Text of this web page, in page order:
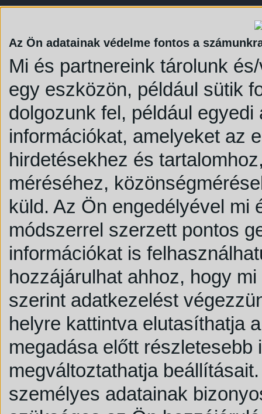
Az Ön adatainak védelme fontos a
Mi és partnereink tárolunk
egy eszközön, például sütik
dolgozunk fel, például
információkat, amelyeket az
hirdetésekhez és
méréséhez,
küld. Az Ön engedélyével mi
módszerrel szerzett pontos
információkat is
hozzájárulhat ahhoz, hogy
szerint adatkezelést
helyre kattintva elutasíthatja
megadása előtt
megváltoztathatja beállításait.
személyes adatainak